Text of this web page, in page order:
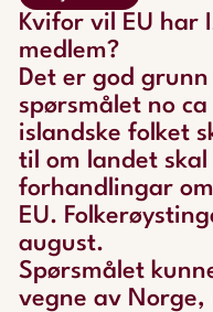
Kvifor vil EU har
medlem?
Det er god
spørsmålet no
islandske folket
til om landet skal
forhandlingar
EU.
august.
Spørsmålet
vegne av Norge,